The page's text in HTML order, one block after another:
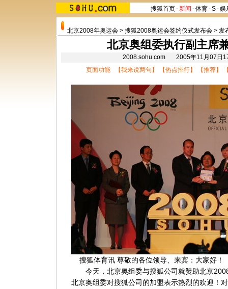
搜狐首页-新闻 -体育-S-娱
北京2008年奥运会 > 搜狐2008奥运会签约仪式发布会 > 发
北京奥组委执行副主席
2008.sohu.com 2005年11月07
页面功能 【我来说两句 】 【热点排行】 【推荐】
搜狐体育讯 尊敬的各位领导、来宾：大家好！
今天，北京奥组委与搜狐公司就赞助北京
北京奥组委对搜狐公司的加盟表示热烈的欢迎！